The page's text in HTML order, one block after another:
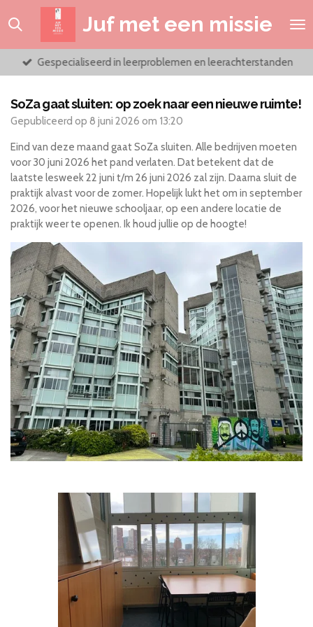
direct
hoofdinhoud
Juf met een missie
Gespecialiseerd in leerproblemen en leerachterstanden
SoZa gaat sluiten: op zoek naar een nieuwe ruimte!
Gepubliceerd op 8 juni 2026 om 13:20
Eind van deze maand gaat SoZa sluiten. Alle bedrijven moeten
voor 30 juni 2026 het pand verlaten. Dat betekent dat de
laatste lesweek 22 juni t/m 26 juni 2026 zal zijn. Daarna sluit de
praktijk alvast voor de zomer. Hopelijk lukt het om in september
2026, voor het nieuwe schooljaar, op een andere locatie de
praktijk weer te openen. Ik houd jullie op de hoogte!